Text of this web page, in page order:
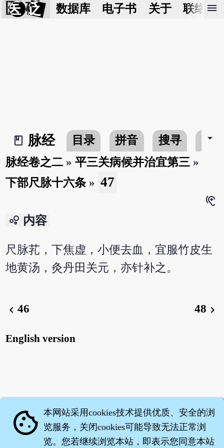
医 砭 数据库 电子书 关于 联络我
menu
book_2
脉经 目录 拼音 搜寻 书介
arrow_drop_down
脉经卷之二 »平三关病候并治宜第三 »
下部尺脉十六条 » 47
hearing
bubble_chart 内容
尺脉芤，下焦虚，小便去血，宜服竹皮生
地黄汤，灸丹田关元，亦针补之。
chevron_left46 48 chevron_right
English version
cookie 本网站采用cookies技术提供优质、安全的浏
览服务，关闭cookies可能导致无法正常浏
览。您若继续浏览本站，即表示您同意本站